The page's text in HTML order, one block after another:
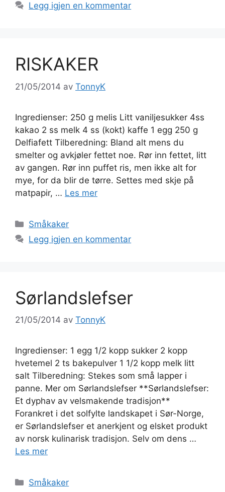
Legg igjen en kommentar
RISKAKER
21/05/2014 av TonnyK
Ingredienser: 250 g melis Litt vaniljesukker 4ss
kakao 2 ss melk 4 ss (kokt) kaffe 1 egg 250 g
Delfiafett Tilberedning: Bland alt mens du
smelter og avkjøler fettet noe. Rør inn fettet, litt
av gangen. Rør inn puffet ris, men ikke alt for
mye, for da blir de tørre. Settes med skje på
matpapir, … Les mer
Kategorier
Småkaker
Legg igjen en kommentar
Sørlandslefser
21/05/2014 av TonnyK
Ingredienser: 1 egg 1/2 kopp sukker 2 kopp
hvetemel 2 ts bakepulver 1 1/2 kopp melk litt
salt Tilberedning: Stekes som små lapper i
panne. Mer om Sørlandslefser **Sørlandslefser:
Et dyphav av velsmakende tradisjon**
Forankret i det solfylte landskapet i Sør-Norge,
er Sørlandslefser et anerkjent og elsket produkt
av norsk kulinarisk tradisjon. Selv om dens …
Les mer
Kategorier
Småkaker